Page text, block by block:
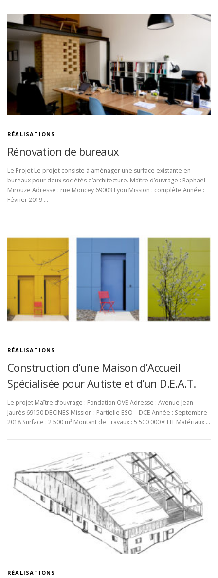
RÉALISATIONS
Rénovation de bureaux
Le Projet Le projet consiste à aménager une surface existante en
bureaux pour deux sociétés d’architecture. Maître d’ouvrage : Raphaël
Mirouze Adresse : rue Moncey 69003 Lyon Mission : complète Année :
Février 2019 …
RÉALISATIONS
Construction d’une Maison d’Accueil
Spécialisée pour Autiste et d’un D.E.A.T.
Le projet Maître d’ouvrage : Fondation OVE Adresse : Avenue Jean
Jaurès 69150 DECINES Mission : Partielle ESQ – DCE Année : Septembre
2018 Surface : 2 500 m² Montant de Travaux : 5 500 000 € HT Matériaux …
RÉALISATIONS